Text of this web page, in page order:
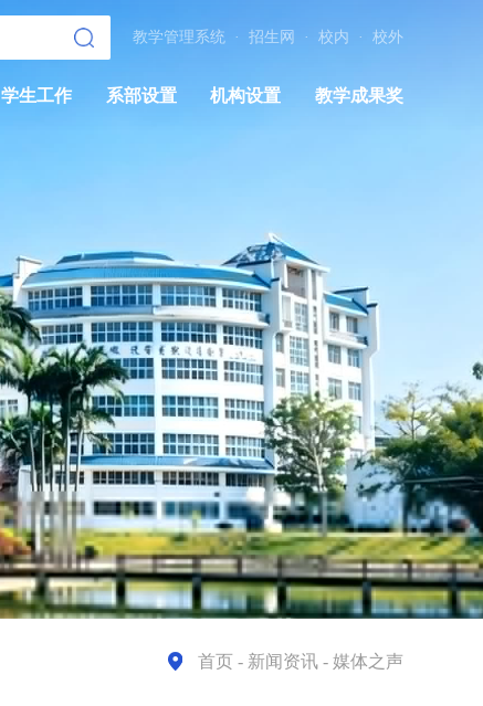
教学管理系统 · 招生网 · 校内 · 校外
学生工作 系部设置 机构设置 教学成果奖
首页 - 新闻资讯 - 媒体之声